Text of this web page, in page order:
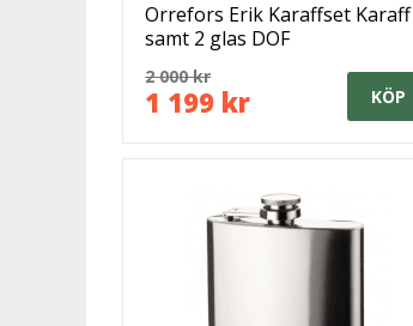
Orrefors Erik Karaffset Karaff
samt 2 glas DOF
2 000 kr
1 199 kr KÖP